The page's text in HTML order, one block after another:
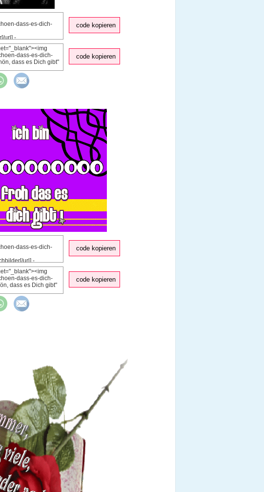
code kopieren
code kopieren
code kopieren
code kopieren